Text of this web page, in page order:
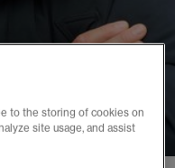
5 6
to the storing of cookies on
site usage, and assist